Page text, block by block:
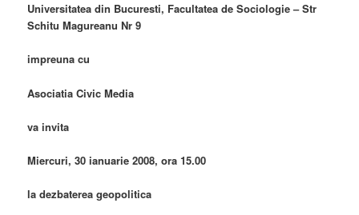
Universitatea din Bucuresti, Facultatea de Sociologie – Str
Schitu Magureanu Nr 9
impreuna cu
Asociatia Civic Media
va invita
Miercuri, 30 ianuarie 2008, ora 15.00
la dezbaterea geopolitica